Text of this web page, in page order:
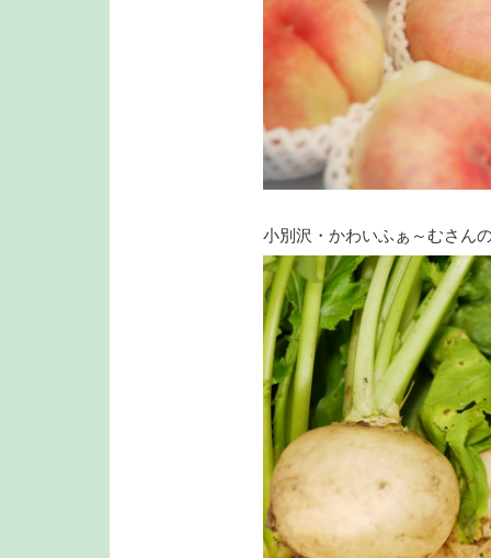
小別沢・かわいふぁ～むさん